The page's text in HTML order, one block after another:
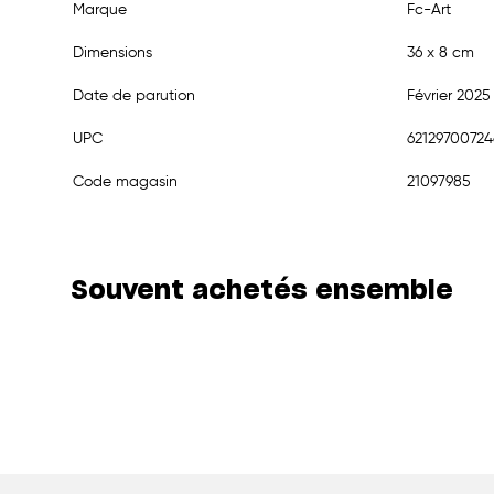
Marque Fc-Art
Dimensions 36 x 8 cm
Date de parution Février 2025
UPC
Code magasin 21097985
Souvent achetés ensemble